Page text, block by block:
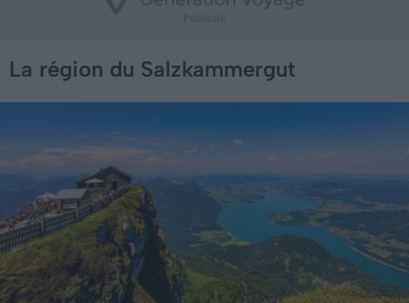
La région du Salzkammergut